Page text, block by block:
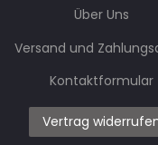
Über Uns
Versand und
Kontaktformular
Vertrag